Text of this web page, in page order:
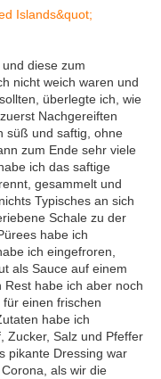
diese zum
nicht weich waren und
überlegte ich, wie
Nachgereiften
süß und saftig, ohne
zum Ende sehr viele
ich das saftige
gesammelt und
Typisches an sich
Schale zu der
habe ich
ich eingefroren,
als Sauce auf einem
habe ich aber noch
einen frischen
habe ich
Zucker, Salz und Pfeffer
pikante Dressing war
als wir die